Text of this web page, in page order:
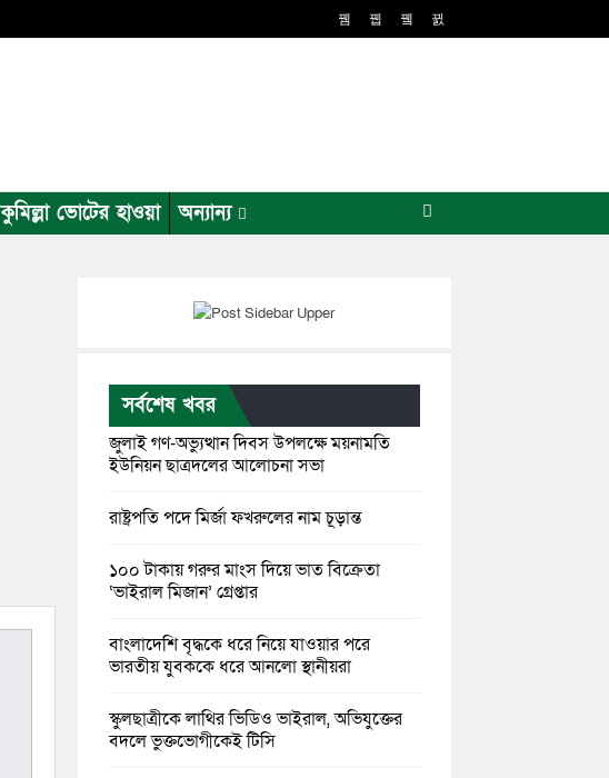
কুমিল্লা ভোটের হাওয়া
অন্যান্য
সর্বশেষ খবর
জুলাই গণ-অভ্যুত্থান দিবস উপলক্ষে ময়নামতি
ইউনিয়ন ছাত্রদলের আলোচনা সভা
রাষ্ট্রপতি পদে মির্জা ফখরুলের নাম চূড়ান্ত
১০০ টাকায় গরুর মাংস দিয়ে ভাত বিক্রেতা
‘ভাইরাল মিজান’ গ্রেপ্তার
বাংলাদেশি বৃদ্ধকে ধরে নিয়ে যাওয়ার পরে
ভারতীয় যুবককে ধরে আনলো স্থানীয়রা
স্কুলছাত্রীকে লাথির ভিডিও ভাইরাল, অভিযুক্তের
বদলে ভুক্তভোগীকেই টিসি